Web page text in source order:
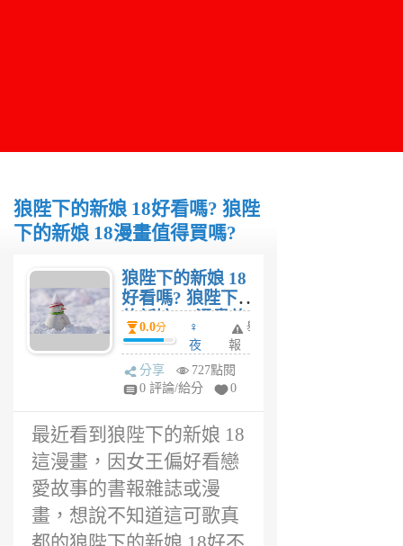
狼陛下的新娘 18好看嗎? 狼陛
下的新娘 18漫畫值得買嗎?
狼陛下的新娘 18
好看嗎? 狼陛下
的新娘 18漫畫值
得買嗎?
0.0分
♀
夜
妤
5
舉
報
分享
727點閱
0 評論/給分
0
最近看到狼陛下的新娘 18
這漫畫，因女王偏好看戀
愛故事的書報雜誌或漫
畫，想說不知道這可歌真